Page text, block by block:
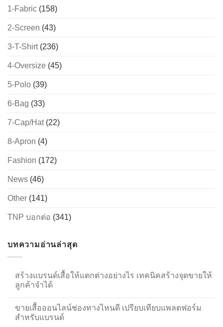
1-Fabric (158)
2-Screen (43)
3-T-Shirt(236)
4-Oversize (45)
5-Polo (39)
6-Bag (33)
7-Cap/Hat(22)
8-Apron (4)
Fashion (172)
News (46)
Other (141)
TNP บอกต่อ (341)
บทความอ่านล่าสุด
สร้างแบรนด์เสื้อให้แตกต่างอย่างไร เทคนิคสร้างจุดขายให้
ลูกค้าจำได้
ขายเสื้อออนไลน์ช่องทางไหนดี เปรียบเทียบแพลตฟอร์ม
สำหรับแบรนด์